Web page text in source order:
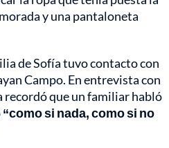
y una pantaloneta
de Sofía tuvo contacto con
Campo. En entrevista con
recordó que un familiar habló
“como si nada, como si no